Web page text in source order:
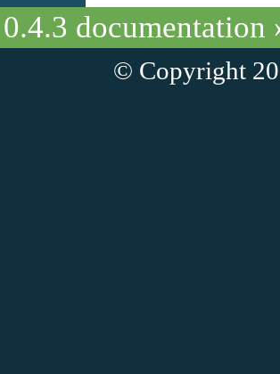
documentation
© Copyright